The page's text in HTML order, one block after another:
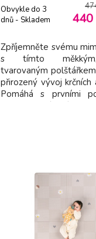
Obvykle do 3
dnů - Skladem
440
Zpříjemněte svému
s tímto měkkým,
tvarovaným
přirozený vývoj krčních
Pomáhá s prvními